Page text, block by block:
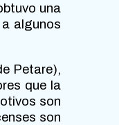
una
algunos
Petare),
que la
son
son